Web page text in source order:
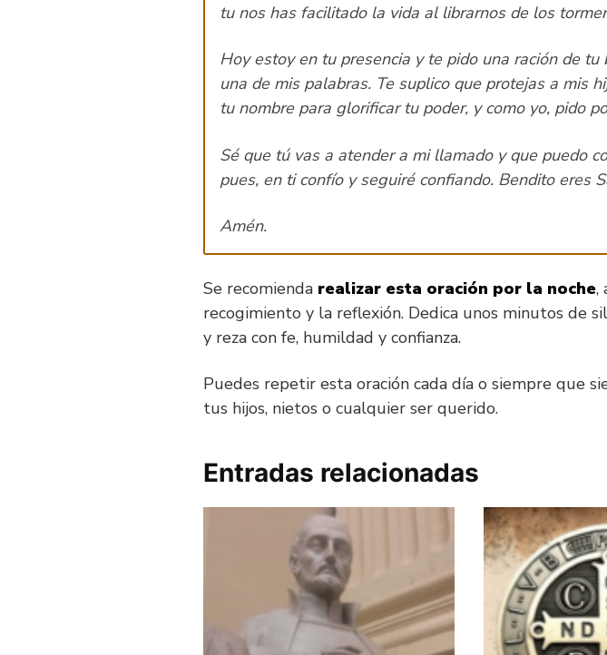
tu nos has facilitado la vida al librarnos de los
Hoy estoy en tu presencia y te pido una ración de
una de mis palabras. Te suplico que protejas a mis
tu nombre para glorificar tu poder, y como yo, pido
Sé que tú vas a atender a mi llamado y que puedo
pues, en ti confío y seguiré confiando. Bendito eres
Amén.
Se recomienda realizar esta oración por la noche,
recogimiento y la reflexión. Dedica unos minutos de
y reza con fe, humildad y confianza.
Puedes repetir esta oración cada día o siempre que
tus hijos, nietos o cualquier ser querido.
Entradas relacionadas